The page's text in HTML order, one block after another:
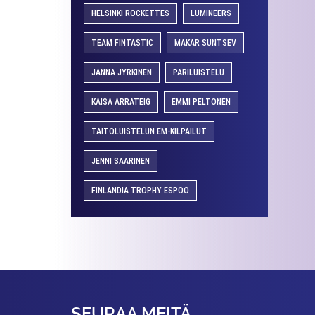
HELSINKI ROCKETTES LUMINEERS
TEAM FINTASTIC MAKAR SUNTSEV
JANNA JYRKINEN PARILUISTELU
KAISA ARRATEIG EMMI PELTONEN
TAITOLUISTELUN EM-KILPAILUT
JENNI SAARINEN
FINLANDIA TROPHY ESPOO